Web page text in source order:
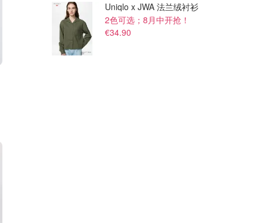
Uniqlo x JWA 法兰绒衬衫
2色可选；8月中开抢！
€34.90